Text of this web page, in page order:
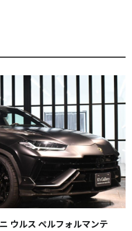
ルス ペルフォルマンテ